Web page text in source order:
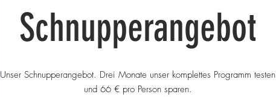
Schnupperangebot
Unser Schnupperangebot. Drei Monate unser komplettes Programm testen
und 66 € pro Person sparen.